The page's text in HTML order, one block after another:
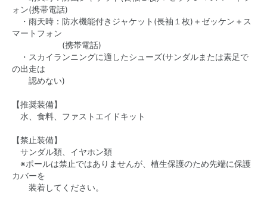
ォン(携帯電話)
・雨天時：防水機能付きジャケット(長袖１枚)＋ゼッケン＋ス
マートフォン
(携帯電話)
・スカイランニングに適したシューズ(サンダルまたは素足で
の出走は
認めない)
【推奨装備】
水、食料、ファストエイドキット
【禁止装備】
サンダル類、イヤホン類
※ポールは禁止ではありませんが、植生保護のため先端に保護
カバーを
装着してください。